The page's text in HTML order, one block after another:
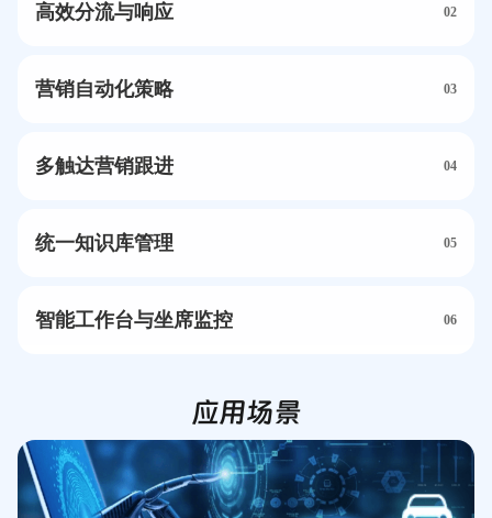
高效分流与响应 02
营销自动化策略 03
多触达营销跟进 04
统一知识库管理 05
智能工作台与坐席监控 06
应用场景